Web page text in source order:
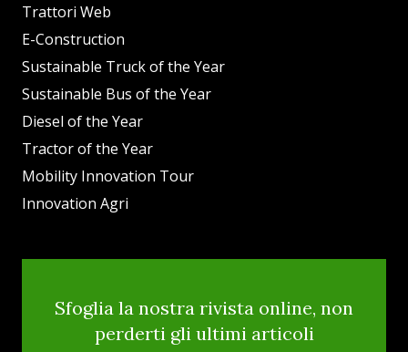
Trattori Web
E-Construction
Sustainable Truck of the Year
Sustainable Bus of the Year
Diesel of the Year
Tractor of the Year
Mobility Innovation Tour
Innovation Agri
Sfoglia la nostra rivista online, non
perderti gli ultimi articoli